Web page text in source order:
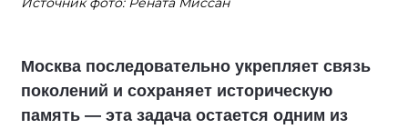
Москва последовательно укрепляет связь
поколений и сохраняет историческую
память — эта задача остается одним из